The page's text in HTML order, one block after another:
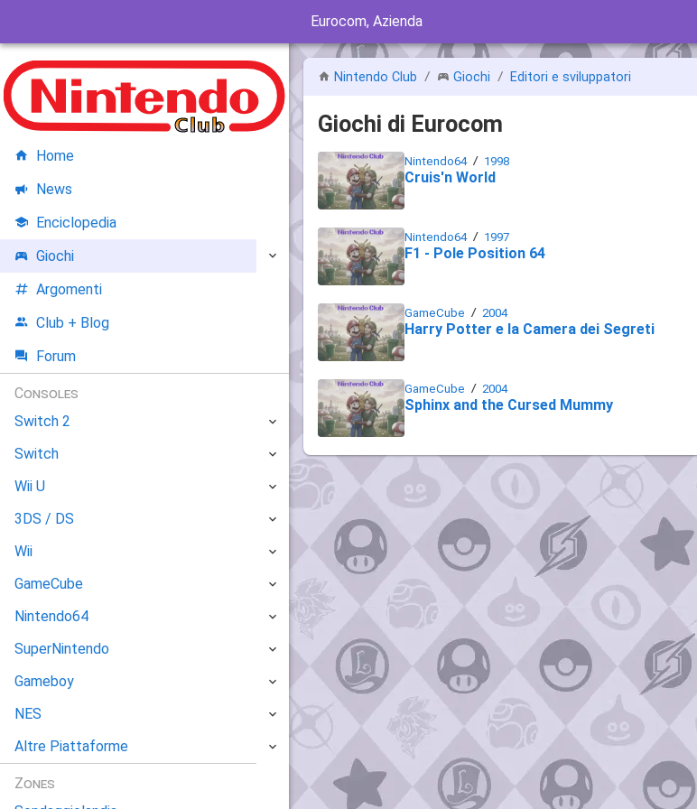
Eurocom, Azienda
Nintendo Club Giochi Editori e sviluppatori
Giochi di Eurocom
Nintendo64 1998
Cruis'n World
Nintendo64 1997
F1 - Pole Position 64
GameCube 2004
Harry Potter e la Camera dei Segreti
GameCube 2004
Sphinx and the Cursed Mummy
Home
News
Enciclopedia
Giochi
Argomenti
Club + Blog
Forum
Consoles
Switch 2
Switch
Wii U
3DS / DS
Wii
GameCube
Nintendo64
SuperNintendo
Gameboy
NES
Altre Piattaforme
Zones